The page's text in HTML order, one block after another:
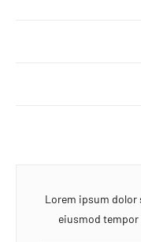
Lorem ipsum
eiusmod